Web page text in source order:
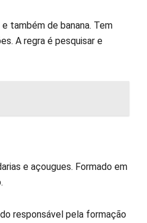
também de banana. Tem
A regra é pesquisar e
e açougues. Formado em
responsável pela formação